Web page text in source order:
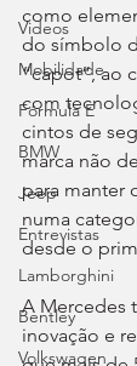
Videos
Mobilidade
Fórmula E
BMW
Jeep
Entrevistas
Lamborghini
Bentley
Volkswagen
como
do símbolo
“capot”, ao
com
cintos de
marca não
para manter
numa
desde o
A Mercedes
inovação e